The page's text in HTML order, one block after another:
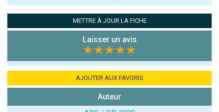
Note que vous souhaitez attribuer :
Antispam -
7x4 (en
METTRE À JOUR LA FICHE
Laisser un avis
★★★★★
AJOUTER AUX FAVORIS
Auteur